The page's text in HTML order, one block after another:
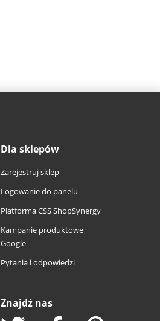
Dla sklepów
Zarejestruj sklep
Logowanie do panelu
Platforma CSS ShopSynergy
Kampanie produktowe
Google
Pytania i odpowiedzi
Znajdź nas